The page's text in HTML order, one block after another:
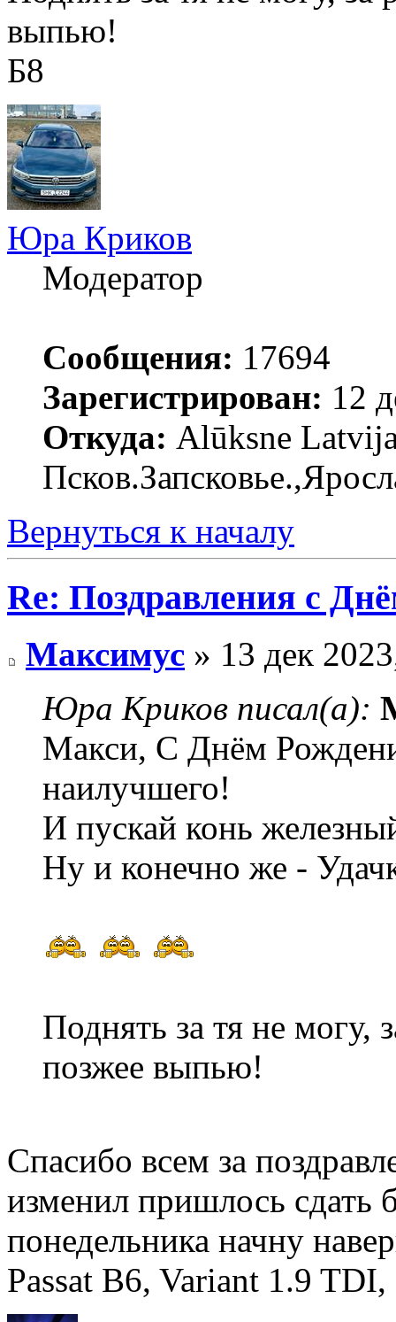
выпью!
Б8
Юра Криков
Модератор
Сообщения: 17694
Зарегистрирован: 12
Откуда: Alūksne
Вернуться к началу
Re: Поздравления с
Максимус » 13 дек
Юра Криков писал(а):
Макси, С Днём
наилучшего!
И пускай конь
Ну и конечно же -
Поднять за тя не могу,
позжее выпью!
Спасибо всем за
изменил пришлось
понедельника начну
Passat B6, Variant 1.9